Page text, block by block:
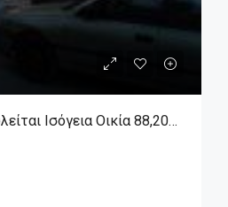
Κουμουνδούρου Πωλείται Ισόγεια Οικία 88,20m2